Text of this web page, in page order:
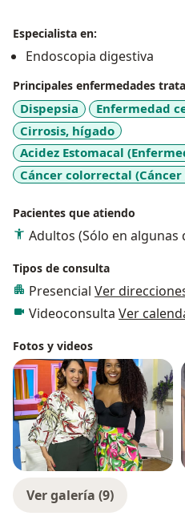
Especialista en:
Endoscopia digestiva
Principales enfermedades
Dispepsia
Enfermedad
Cirrosis, hígado
Acidez Estomacal
Cáncer colorrectal
Pacientes que atiendo
Adultos (Sólo en algunas
Tipos de consulta
Presencial Ver
Videoconsulta Ver
Fotos y videos
Ver galería (9)